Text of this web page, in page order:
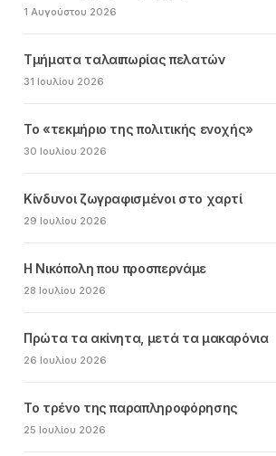
1 Αυγούστου 2026
Τμήματα ταλαιπωρίας πελατών
31 Ιουλίου 2026
Το «τεκμήριο της πολιτικής ενοχής»
30 Ιουλίου 2026
Κίνδυνοι ζωγραφισμένοι στο χαρτί
29 Ιουλίου 2026
Η Νικόπολη που προσπερνάμε
28 Ιουλίου 2026
Πρώτα τα ακίνητα, μετά τα μακαρόνια
26 Ιουλίου 2026
Το τρένο της παραπληροφόρησης
25 Ιουλίου 2026